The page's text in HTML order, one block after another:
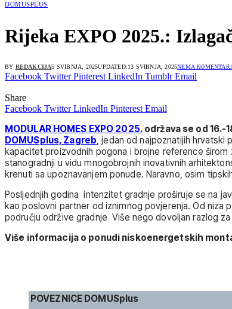
DOMUSPLUS
Rijeka EXPO 2025.:
BY REDAKCIJA5 SVIBNJA, 2025UPDATED:13 SVIBNJA, 2025NEMA
Facebook Twitter Pinterest LinkedIn Tumblr Email
Share
Facebook Twitter LinkedIn Pinterest Email
MODULAR HOMES EXPO 2025.održava se od 16.-
DOMUSplus, Zagreb, jedan od najpoznatijih hrvatski
kapacitet proizvodnih pogona i brojne reference širom
stanogradnji u vidu mnogobrojnih inovativnih
krenuti sa upoznavanjem ponude. Naravno, osim
Posljednjih godina intenzitet gradnje proširuje se na
kao poslovni partner od iznimnog povjerenja. Od niza
području održive gradnje Više nego dovoljan razlog
Više informacija o ponudi niskoenergetskih
POVEZNICE DOMUSplus